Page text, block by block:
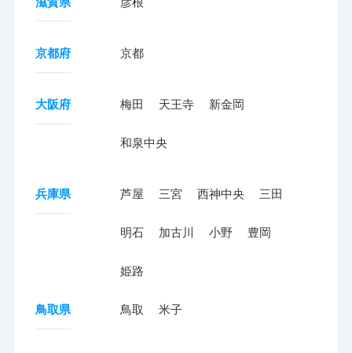
京都府 京都
大阪府 梅田 天王寺 新金岡
和泉中央
兵庫県 芦屋 三宮 西神中央 三田
明石 加古川 小野 豊岡
姫路
鳥取県 鳥取 米子